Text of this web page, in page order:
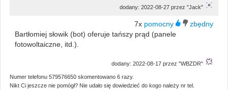
dodany: 2022-08-27 przez "Jack"
7x
Bartłomiej słowik (bot) oferuje tańszy prąd (panele
fotowoltaiczne, itd.).
dodany: 2022-08-17 przez "WBZDR"
Numer telefonu 579576650 skomentowano 6 razy.
Nikt Ci jeszcze nie pomógł? Nie udało się dowiedzieć do kogo należy nr tel.